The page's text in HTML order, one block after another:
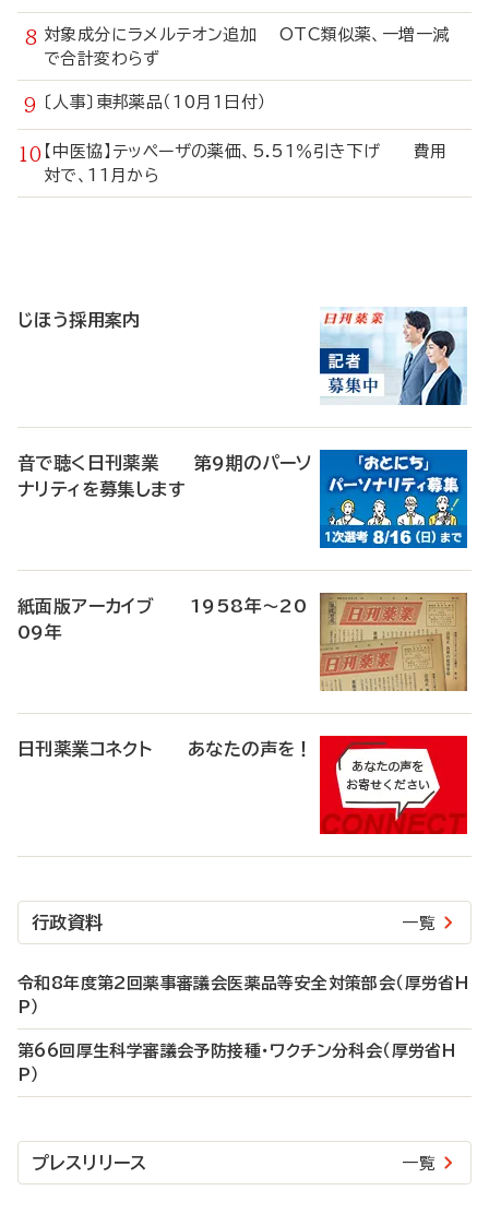
対象成分にラメルテオン追加 OTC類似薬、一増一減
で合計変わらず
〔人事〕東邦薬品（10月1日付）
【中医協】テッペーザの薬価、5.51％引き下げ 費用
対で、11月から
じほう採用案内
音で聴く日刊薬業 第9期のパーソ
ナリティを募集します
紙面版アーカイブ 1958年～20
09年
日刊薬業コネクト あなたの声を！
行政資料 一覧
令和8年度第2回薬事審議会医薬品等安全対策部会（厚労省H
P）
第66回厚生科学審議会予防接種・ワクチン分科会（厚労省H
P）
プレスリリース 一覧